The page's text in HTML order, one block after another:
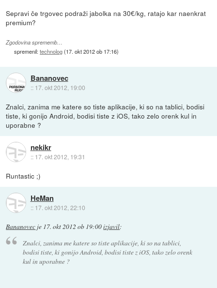
Sepravi če trgovec podraži jabolka na 30€/kg, ratajo kar naenkrat
premium?
Zgodovina sprememb…
spremenil:technolog(17. okt 2012 ob 17:16)
Bananovec
:: 17. okt 2012, 19:00
Znalci, zanima me katere so tiste aplikacije, ki so na tablici, bodisi
tiste, ki gonijo Android, bodisi tiste z iOS, tako zelo orenk kul in
uporabne ?
nekikr
:: 17. okt 2012, 19:31
Runtastic ;)
HeMan
:: 17. okt 2012, 22:10
Bananovec je 17. okt 2012 ob 19:00izjavil:
Znalci, zanima me katere so tiste aplikacije, ki so na tablici,
bodisi tiste, ki gonijo Android, bodisi tiste z iOS, tako zelo orenk
kul in uporabne ?